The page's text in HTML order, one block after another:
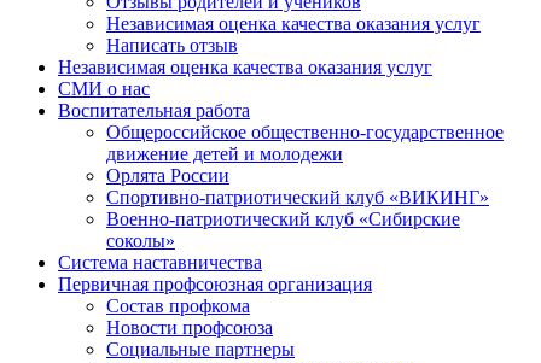
Независимая оценка качества оказания услуг
Написать отзыв
Независимая оценка качества оказания услуг
СМИ о нас
Воспитательная работа
Общероссийское общественно-государственное
движение детей и молодежи
Орлята России
Спортивно-патриотический клуб «ВИКИНГ»
Военно-патриотический клуб «Сибирские
соколы»
Система наставничества
Первичная профсоюзная организация
Состав профкома
Новости профсоюза
Социальные партнеры